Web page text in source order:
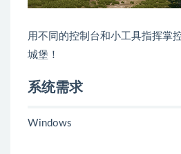
用不同的控制台和小工具指挥掌
城堡！
系统需求
Windows